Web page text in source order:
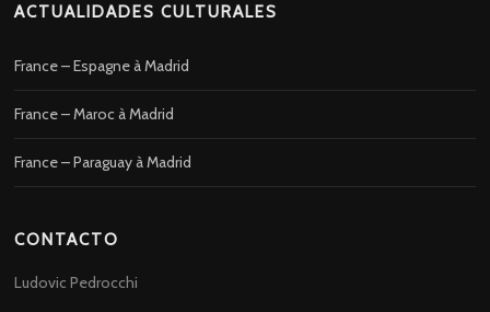
ACTUALIDADES CULTURALES
France – Espagne à Madrid
France – Maroc à Madrid
France – Paraguay à Madrid
CONTACTO
Ludovic Pedrocchi